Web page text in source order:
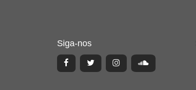
Siga-nos